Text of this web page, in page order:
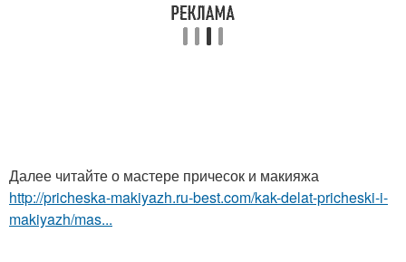
Далее читайте о мастере причесок и макияжа
http://pricheska-makiyazh.ru-best.com/kak-delat-pricheski-i-
makiyazh/mas...